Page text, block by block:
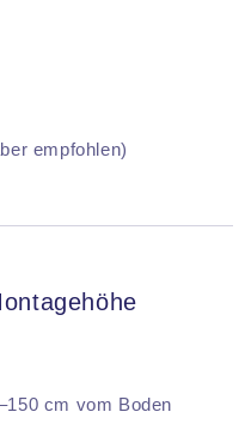
empfohlen)
cm vom Boden